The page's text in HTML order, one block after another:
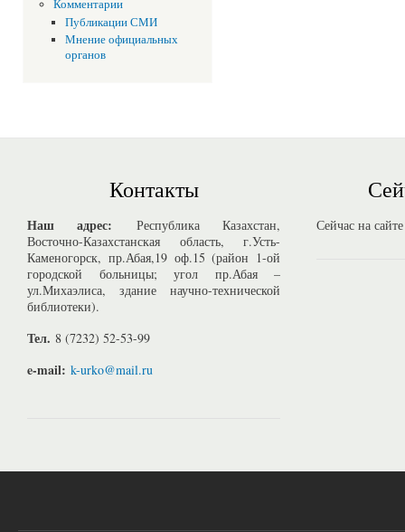
Комментарии
Публикации СМИ
Мнение официальных
органов
Контакты
Наш адрес: Республика Казахстан,
Восточно-Казахстанская область, г.Усть-
Каменогорск, пр.Абая,19 оф.15 (район 1-ой
городской больницы; угол пр.Абая –
ул.Михаэлиса, здание научно-технической
библиотеки).
Тел. 8 (7232) 52-53-99
e-mail: k-urko@mail.ru
Сейчас на